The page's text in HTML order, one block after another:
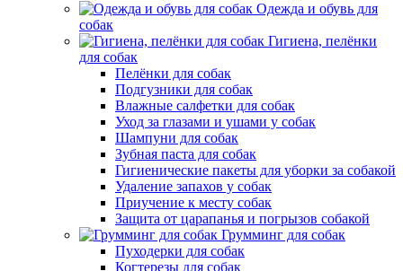
Одежда и обувь для
собак
Гигиена, пелёнки
для собак
Пелёнки для собак
Подгузники для собак
Влажные салфетки для собак
Уход за глазами и ушами у собак
Шампуни для собак
Зубная паста для собак
Гигиенические пакеты для уборки за собакой
Удаление запахов у собак
Приучение к месту собак
Защита от царапанья и погрызов собакой
Грумминг для собак
Пуходерки для собак
Когтерезы для собак